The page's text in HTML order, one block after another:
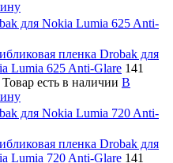
для Nokia Lumia 625 Anti-
пленка Drobak для
Lumia 625 Anti-Glare 141
Товар есть в наличии В
для Nokia Lumia 720 Anti-
пленка Drobak для
Lumia 720 Anti-Glare 141